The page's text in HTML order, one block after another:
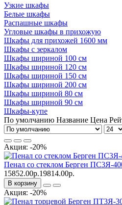
Узкие шкафы
Белые шкафы
Распашные шкафы
Угловые шкафы в прихожую
Шкафы для прихожей 1600 мм
Шкафы с зеркалом
Шкафы шириной 100 см
Шкафы шириной 120 см
Шкафы шириной 150 см
Шкафы шириной 200 см
Шкафы шириной 80 см
Шкафы шириной 90 см
Шкафы-купе
По умолчанию Название Цена
Акция: -20%
Пенал со стеклом Берген ПС3Я-
15852.00р.19814.00р.
В корзину
Акция: -20%